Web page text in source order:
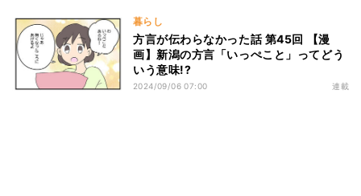
暮らし
方言が伝わらなかった話 第45回 【漫
画】新潟の方言「いっぺこと」ってどう
いう意味!?
2024/09/06 07:00 連載